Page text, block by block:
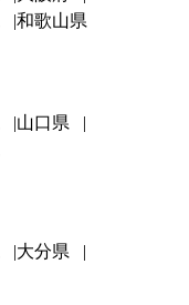
和歌山県
山口県
大分県